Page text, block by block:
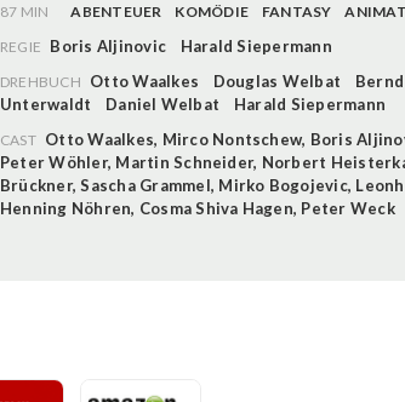
87 MIN ABENTEUER KOMÖDIE FANTASY
REGIE Boris Aljinovic Harald Siepermann
DREHBUCH Otto Waalkes Douglas Welbat
Unterwaldt
Daniel Welbat Harald Siepermann
CAST Otto Waalkes, Mirco Nontschew, Boris
Peter Wöhler, Martin Schneider, Norbert
Brückner,Sascha Grammel, Mirko Bogojevic,
Henning Nöhren, Cosma Shiva Hagen, Peter Weck